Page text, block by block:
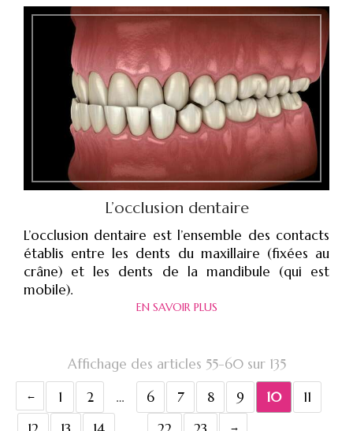
L’occlusion dentaire
L’occlusion dentaire est l’ensemble des contacts
établis entre les dents du maxillaire (fixées au
crâne) et les dents de la mandibule (qui est
mobile).
EN SAVOIR PLUS
Affichage des articles 55-60 sur 135
1
2 … 6 7 8 9 10
11